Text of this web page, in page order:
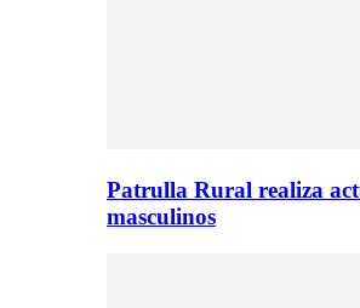
Patrulla Rural realiza
masculinos